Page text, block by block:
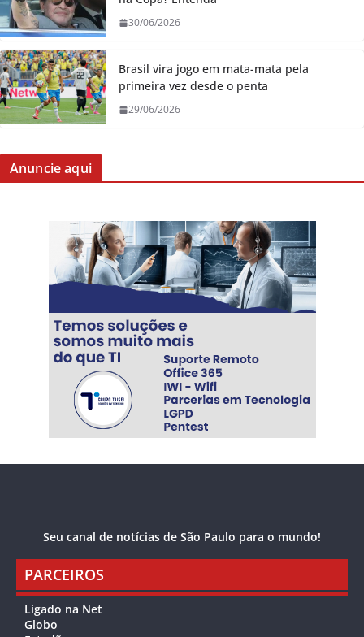
30/06/2026
Brasil vira jogo em mata-mata pela
primeira vez desde o penta
29/06/2026
Anuncie aqui
Seu canal de notícias de São Paulo para o mundo!
PARCEIROS
Ligado na Net
Globo